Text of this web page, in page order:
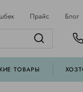
Прайс Блог
ТОВАРЫ